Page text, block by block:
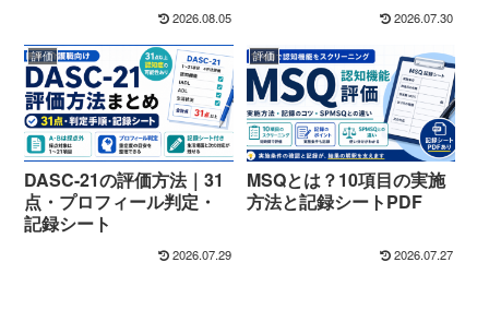
2026.08.05 2026.07.30
評価
DASC-21の評価方法｜31
点・プロフィール判定・
記録シート
2026.07.29
評価
MSQとは？10項目の実施
方法と記録シートPDF
2026.07.27